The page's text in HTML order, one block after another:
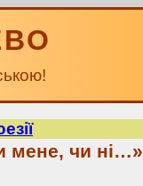
мене, чи ні…»